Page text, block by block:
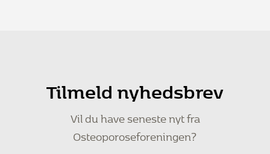
Tilmeld nyhedsbrev
Vil du have seneste nyt fra
Osteoporoseforeningen?